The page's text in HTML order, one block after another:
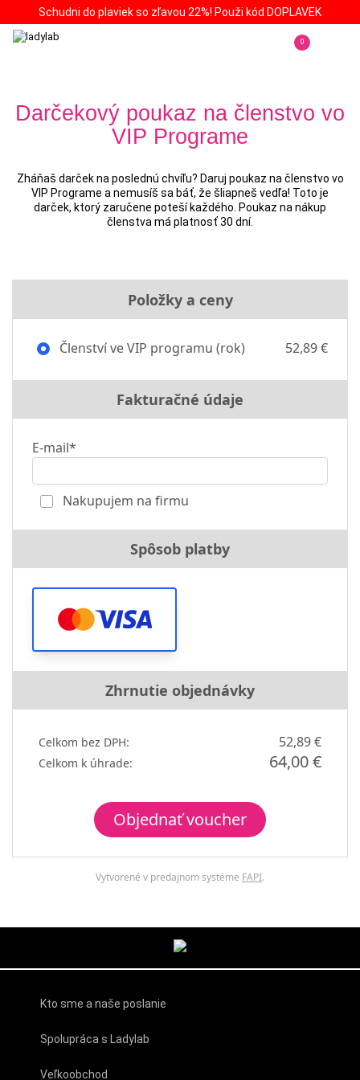
Schudni do plaviek so zľavou 22%! Použi kód DOPLAVEK
0
Darčekový poukaz na členstvo vo
VIP Programe
Zháňaš darček na poslednú chvíľu? Daruj poukaz na členstvo vo
VIP Programe a nemusíš sa báť, že šliapneš vedľa! Toto je
darček, ktorý zaručene poteší každého. Poukaz na nákup
členstva má platnosť 30 dní.
Položky a ceny
Členství ve VIP programu (rok) 52,89 €
Fakturačné údaje
E-mail*
Nakupujem na firmu
Spôsob platby
Zhrnutie objednávky
Celkom bez DPH: 52,89 €
Celkom k úhrade: 64,00 €
Objednať voucher
Vytvorené v predajnom systéme FAPI.
Kto sme a naše poslanie
Spolupráca s Ladylab
Veľkoobchod